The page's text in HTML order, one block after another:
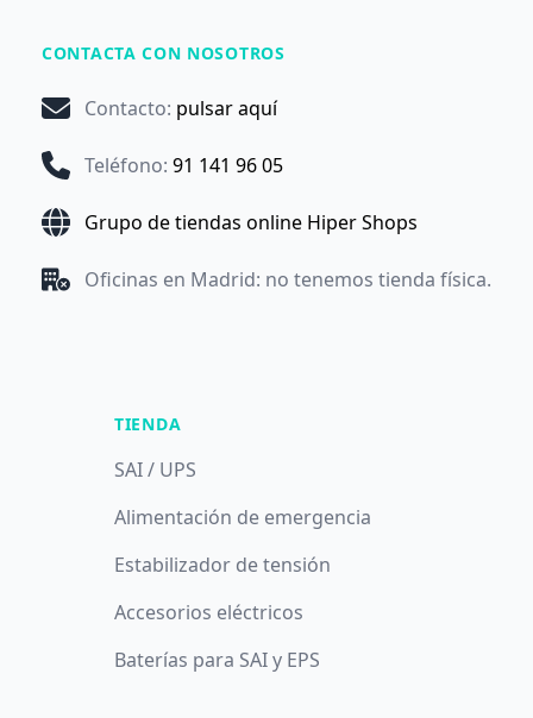
CONTACTA CON NOSOTROS
Contacto: pulsar aquí
Teléfono: 91 141 96 05
Grupo de tiendas online Hiper Shops
Oficinas en Madrid: no tenemos tienda física.
TIENDA
SAI / UPS
Alimentación de emergencia
Estabilizador de tensión
Accesorios eléctricos
Baterías para SAI y EPS